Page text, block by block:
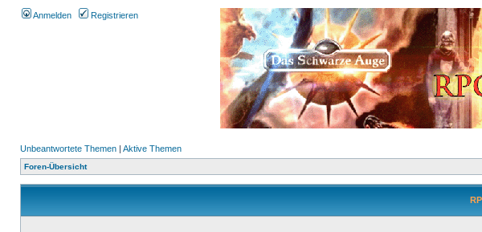
Anmelden Registrieren
Unbeantwortete Themen | Aktive Themen
Foren-Übersicht